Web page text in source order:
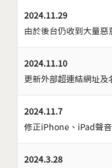
2024.11.29
由於後台仍收到大量惡
2024.11.10
更新外部超連結網址及
2024.11.7
修正iPhone、iPad聲
2024.3.28